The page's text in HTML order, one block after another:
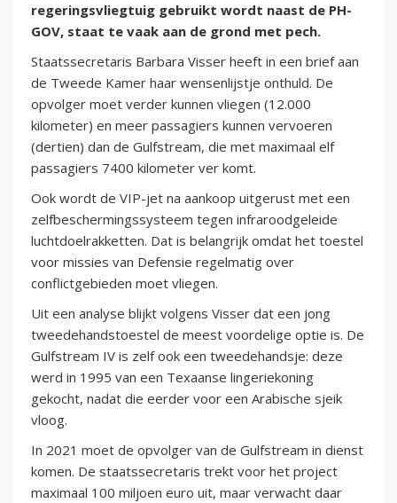
regeringsvliegtuig gebruikt wordt naast de PH-
GOV, staat te vaak aan de grond met pech.
Staatssecretaris Barbara Visser heeft in een brief aan
de Tweede Kamer haar wensenlijstje onthuld. De
opvolger moet verder kunnen vliegen (12.000
kilometer) en meer passagiers kunnen vervoeren
(dertien) dan de Gulfstream, die met maximaal elf
passagiers 7400 kilometer ver komt.
Ook wordt de VIP-jet na aankoop uitgerust met een
zelfbeschermingssysteem tegen infraroodgeleide
luchtdoelrakketten. Dat is belangrijk omdat het toestel
voor missies van Defensie regelmatig over
conflictgebieden moet vliegen.
Uit een analyse blijkt volgens Visser dat een jong
tweedehandstoestel de meest voordelige optie is. De
Gulfstream IV is zelf ook een tweedehandsje: deze
werd in 1995 van een Texaanse lingeriekoning
gekocht, nadat die eerder voor een Arabische sjeik
vloog.
In 2021 moet de opvolger van de Gulfstream in dienst
komen. De staatssecretaris trekt voor het project
maximaal 100 miljoen euro uit, maar verwacht daar